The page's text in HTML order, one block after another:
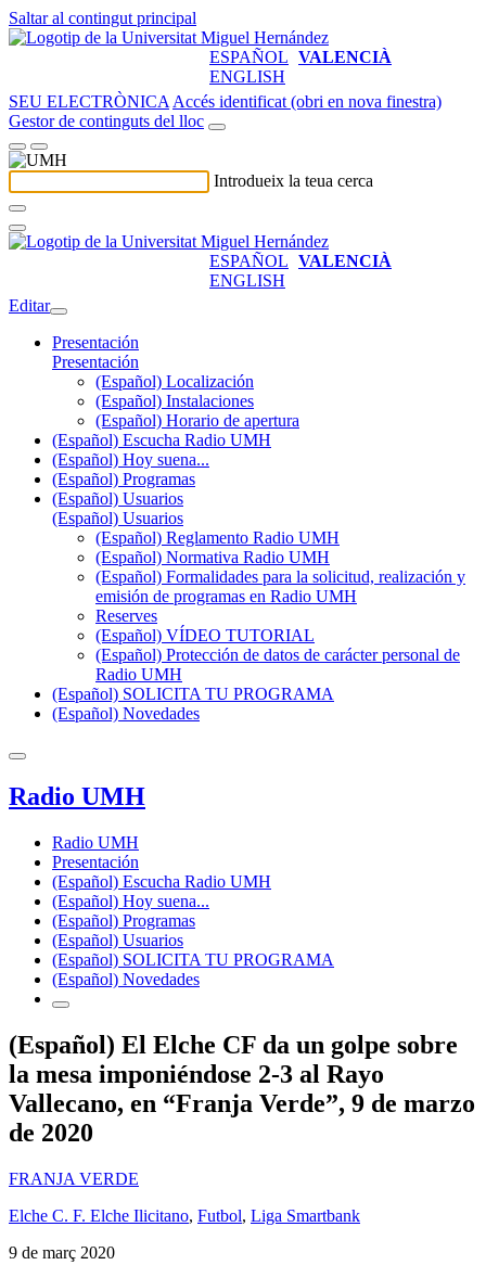
Saltar al contingut principal
ESPAÑOL VALENCIÀ
ENGLISH
SEU ELECTRÒNICA Accés identificat (obri en nova finestra)
Gestor de continguts del lloc
Introdueix la teua cerca
ESPAÑOL VALENCIÀ
ENGLISH
Editar
Presentación
Presentación
(Español) Localización
(Español) Instalaciones
(Español) Horario de apertura
(Español) Escucha Radio UMH
(Español) Hoy suena...
(Español) Programas
(Español) Usuarios
(Español) Usuarios
(Español) Reglamento Radio UMH
(Español) Normativa Radio UMH
(Español) Formalidades para la solicitud, realización y
emisión de programas en Radio UMH
Reserves
(Español) VÍDEO TUTORIAL
(Español) Protección de datos de carácter personal de
Radio UMH
(Español) SOLICITA TU PROGRAMA
(Español) Novedades
Radio UMH
Radio UMH
Presentación
(Español) Escucha Radio UMH
(Español) Hoy suena...
(Español) Programas
(Español) Usuarios
(Español) SOLICITA TU PROGRAMA
(Español) Novedades
(Español) El Elche CF da un golpe sobre
la mesa imponiéndose 2-3 al Rayo
Vallecano, en “Franja Verde”, 9 de marzo
de 2020
FRANJA VERDE
Elche C. F. Elche Ilicitano, Futbol, Liga Smartbank
9 de març 2020